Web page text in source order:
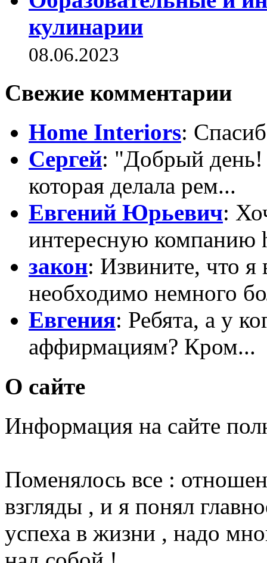
кулинарии
08.06.2023
Свежие комментарии
Home Interiors:
Сергей: "Добрый день!
которая делала рем...
Евгений Юрьевич:
интересную компанию
закон: Извините, что
необходимо немного
Евгения: Ребята, а у
аффирмациям? Кром...
О сайте
Информация на сайте
Поменялось все :
взгляды , и я понял
успеха в жизни , надо